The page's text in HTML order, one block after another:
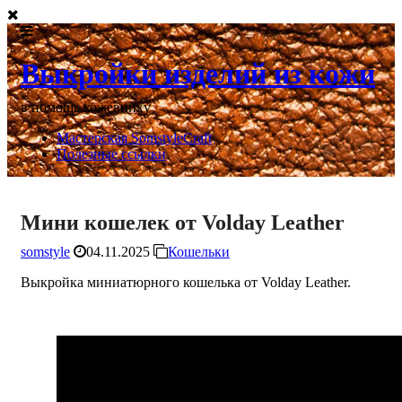
Выкройки изделий из кожи
в помощь кожевнику
Мастерская SomstyleCraft
Полезные ссылки
Мини кошелек от Volday Leather
somstyle 04.11.2025
Кошельки
Выкройка миниатюрного кошелька от Volday Leather.